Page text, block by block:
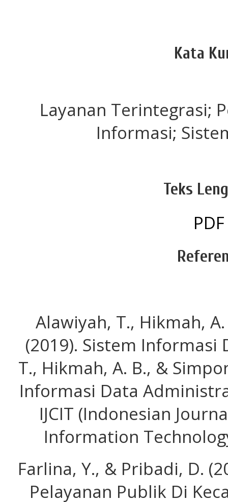
Kata
Layanan Terintegrasi;
Informasi;
Teks
PDF
Alawiyah, T., Hikmah,
(2019). Sistem Informasi
T., Hikmah, A. B., &
Informasi Data
IJCIT (Indonesian
Information
Farlina, Y., & Pribadi, D.
Pelayanan Publik Di